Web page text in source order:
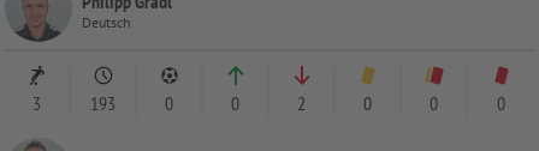
Deutsch
3 193 0 0 2 0 0 0